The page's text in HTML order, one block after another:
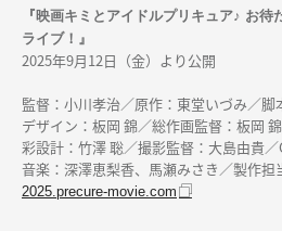
『映画キミとアイドルプリキュア♪ お
ライブ！』
2025年9月12日（金）より公開
監督：小川孝治／原作：東堂いづみ／
デザイン：板岡 錦／総作画監督：板岡
彩設計：竹澤 聡／撮影監督： 大島由貴
音楽：深澤恵梨香、馬瀬みさき／製作担
2025.precure-movie.com